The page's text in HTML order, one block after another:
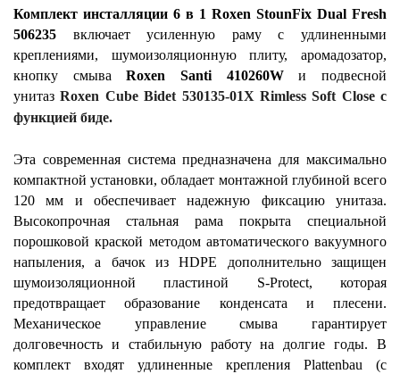
Комплект инсталляции 6 в 1 Roxen StounFix Dual Fresh
506235 включает усиленную раму с удлиненными
креплениями, шумоизоляционную плиту, аромадозатор,
кнопку смываRoxen Santi 410260Wи подвесной
унитазRoxen Cube Bidet 530135-01X Rimless Soft Close с
функцией биде.
Эта современная система предназначена для максимально
компактной установки, обладает монтажной глубиной всего
120 мм и обеспечивает надежную фиксацию унитаза.
Высокопрочная стальная рама покрыта специальной
порошковой краской методом автоматического вакуумного
напыления, а бачок из HDPE дополнительно защищен
шумоизоляционной пластиной S-Protect, которая
предотвращает образование конденсата и плесени.
Механическое управление смыва гарантирует
долговечность и стабильную работу на долгие годы. В
комплект входят удлиненные крепления Plattenbau (с